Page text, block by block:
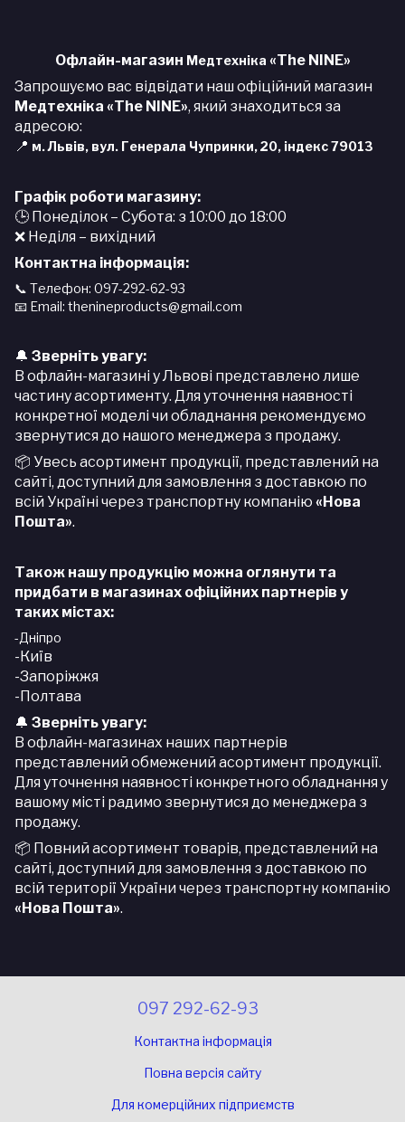
Офлайн-магазин Медтехніка «The NINE»
Запрошуємо вас відвідати наш офіційний магазин
Медтехніка «The NINE», який знаходиться за
адресою:
📍 м. Львів, вул. Генерала Чупринки, 20, індекс 79013
Графік роботи магазину:
🕒 Понеділок – Субота: з 10:00 до 18:00
❌ Неділя – вихідний
Контактна інформація:
📞 Телефон: 097-292-62-93
📧 Email: thenineproducts@gmail.com
🔔 Зверніть увагу:
В офлайн-магазині у Львові представлено лише
частину асортименту. Для уточнення наявності
конкретної моделі чи обладнання рекомендуємо
звернутися до нашого менеджера з продажу.
📦 Увесь асортимент продукції, представлений на
сайті, доступний для замовлення з доставкою по
всій Україні через транспортну компанію «Нова
Пошта».
Також нашу продукцію можна оглянути та
придбати в магазинах офіційних партнерів у
таких містах:
-Дніпро
-Київ
-Запоріжжя
-Полтава
🔔 Зверніть увагу:
В офлайн-магазинах наших партнерів
представлений обмежений асортимент продукції.
Для уточнення наявності конкретного обладнання у
вашому місті радимо звернутися до менеджера з
продажу.
📦 Повний асортимент товарів, представлений на
сайті, доступний для замовлення з доставкою по
всій території України через транспортну компанію
«Нова Пошта».
097 292-62-93
Контактна інформація
Повна версія сайту
Для комерційних підприємств